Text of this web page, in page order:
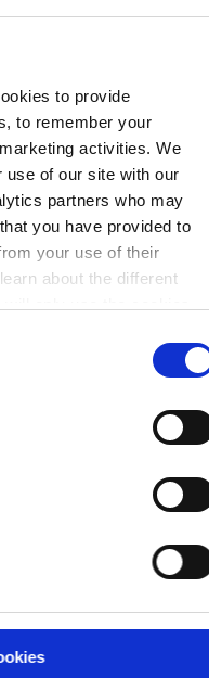
to provide
to remember your
activities. We
use of our site with our
partners who may
you have provided to
your use of their
about the different
consent. You may
by using the link in our
know more how we
visit our
Marine.de@hempel.com